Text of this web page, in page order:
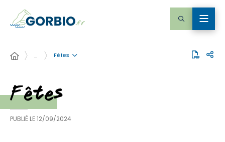
… Fêtes
Fêtes
PUBLIÉ LE12/09/2024